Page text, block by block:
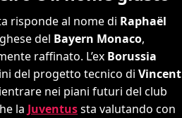
risponde al nome di Raphaël
del Bayern Monaco,
raffinato. L’ex Borussia
del progetto tecnico di Vincent
nei piani futuri del club
la Juventussta valutando con